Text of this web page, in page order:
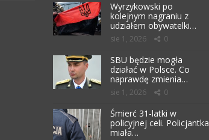
Wyrzykowski po
kolejnym nagraniu z
udziałem obywatelki…
sie 1, 2026 0
SBU będzie mogła
działać w Polsce. Co
naprawdę zmienia…
sie 1, 2026 0
Śmierć 31-latki w
policyjnej celi. Policjantka
miała…